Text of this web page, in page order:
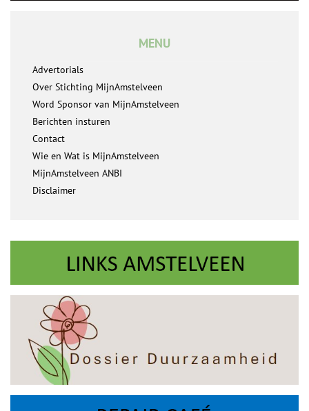
MENU
Advertorials
Over Stichting MijnAmstelveen
Word Sponsor van MijnAmstelveen
Berichten insturen
Contact
Wie en Wat is MijnAmstelveen
MijnAmstelveen ANBI
Disclaimer